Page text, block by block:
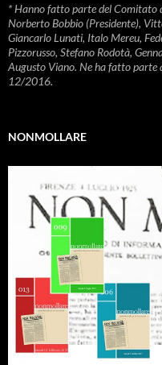
* Hanno fatto parte del Comitato
Norberto Bobbio (Presidente),
Giancarlo Lunati, Italo Mereu,
Pizzorusso, Stefano Rodotà,
Augusto Viano. Ne ha fatto parte
12/2016.
NONMOLLARE